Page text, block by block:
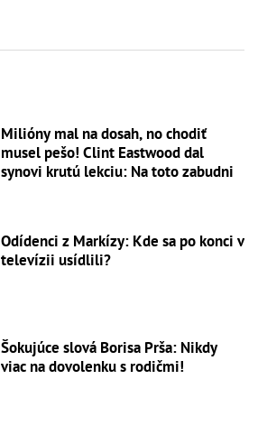
Milióny mal na dosah, no chodiť
musel pešo! Clint Eastwood dal
synovi krutú lekciu: Na toto zabudni
Odídenci z Markízy: Kde sa po konci v
televízii usídlili?
Šokujúce slová Borisa Prša: Nikdy
viac na dovolenku s rodičmi!